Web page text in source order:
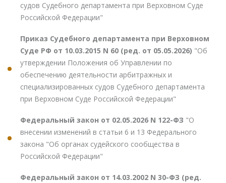
судов Судебного департамента при Верховном Суде
Российской Федерации"
Приказ Судебного департамента при Верховном
Суде РФ от 10.03.2015 N 60 (ред. от 05.05.2026) "Об
утверждении Положения об Управлении по
обеспечению деятельности арбитражных и
специализированных судов Судебного департамента
при Верховном Суде Российской Федерации"
Федеральный закон от 02.05.2026 N 122-ФЗ "О
внесении изменений в статьи 6 и 13 Федерального
закона "Об органах судейского сообщества в
Российской Федерации"
Федеральный закон от 14.03.2002 N 30-ФЗ (ред.